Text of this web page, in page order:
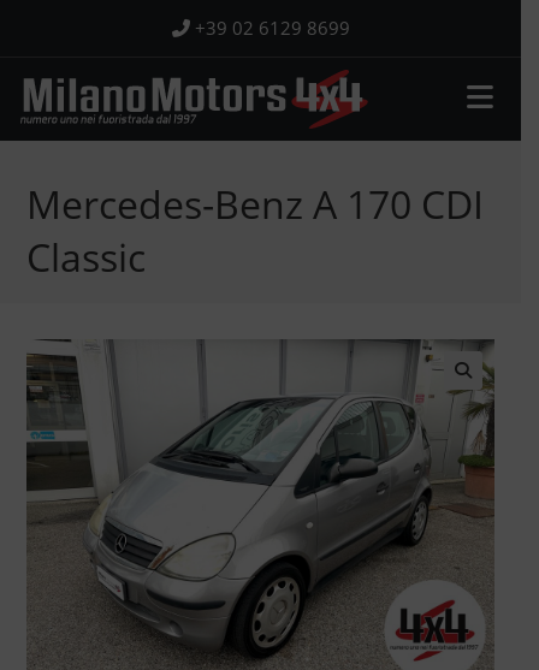
contenuto
+39 02 6129 8699
Mercedes-Benz A 170 CDI
Classic
🔍